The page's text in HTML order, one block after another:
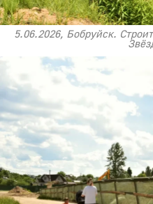
5.06.2026, Бобруйск.